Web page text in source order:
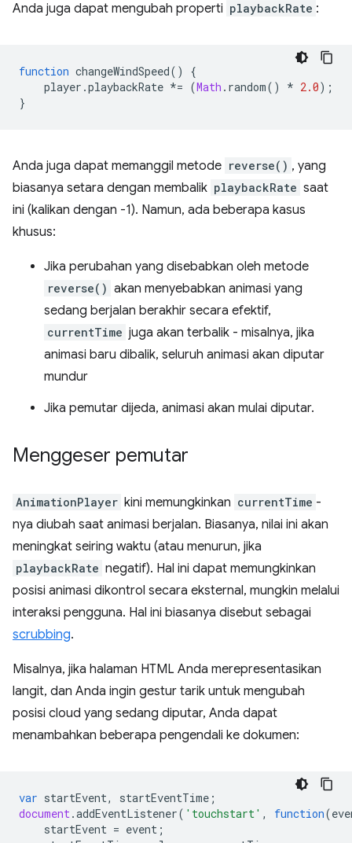
Anda juga dapat mengubah properti playbackRate :
function changeWindSpeed()
{
player .playbackRate *= (Math . random() * 2.0);
}
Anda juga dapat memanggil metode reverse() , yang
biasanya setara dengan membalik playbackRate saat
ini (kalikan dengan -1). Namun, ada beberapa kasus
khusus:
Jika perubahan yang disebabkan oleh metode
reverse() akan menyebabkan animasi yang
sedang berjalan berakhir secara efektif,
currentTime juga akan terbalik - misalnya, jika
animasi baru dibalik, seluruh animasi akan diputar
mundur
Jika pemutar dijeda, animasi akan mulai diputar.
Menggeser pemutar
AnimationPlayer kini memungkinkan currentTime -
nya diubah saat animasi berjalan. Biasanya, nilai ini akan
meningkat seiring waktu (atau menurun, jika
playbackRate negatif). Hal ini dapat memungkinkan
posisi animasi dikontrol secara eksternal, mungkin melalui
interaksi pengguna. Hal ini biasanya disebut sebagai
scrubbing.
Misalnya, jika halaman HTML Anda merepresentasikan
langit, dan Anda ingin gestur tarik untuk mengubah
posisi cloud yang sedang diputar, Anda dapat
menambahkan beberapa pengendali ke dokumen:
var startEvent, startEventTime ;
document.addEventListener( 'touchstart' , function(
startEvent = event ;